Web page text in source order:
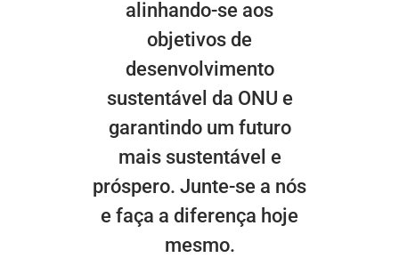
alinhando-se aos
objetivos de
desenvolvimento
sustentável da ONU e
garantindo um futuro
mais sustentável e
próspero. Junte-se a nós
e faça a diferença hoje
mesmo.